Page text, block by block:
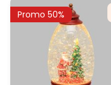
Promo 50%